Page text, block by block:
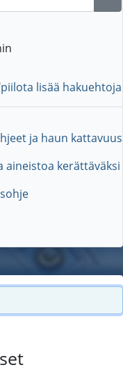
lisää hakuehtoja
ja haun kattavuus
aineistoa kerättäväksi